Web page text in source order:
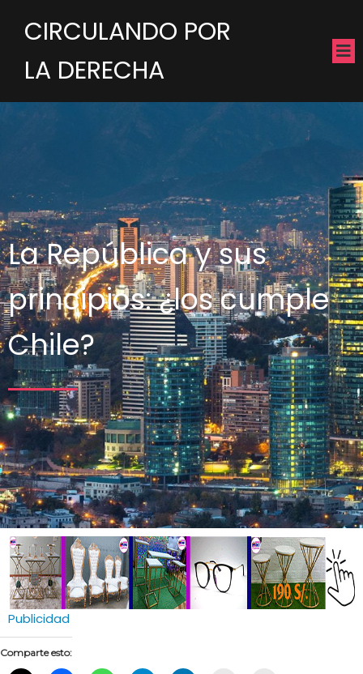
CIRCULANDO POR
LA DERECHA
La República y sus
principios: ¿los cumple
Chile?
Publicidad
Comparte esto: